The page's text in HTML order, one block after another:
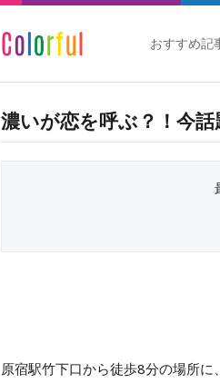
おすすめ記
濃いが恋を呼ぶ？！今
原宿駅竹下口から徒歩8分の場所